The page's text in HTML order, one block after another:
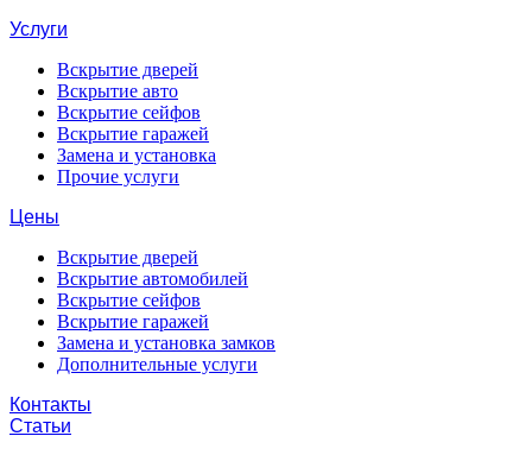
Услуги
Вскрытие дверей
Вскрытие авто
Вскрытие сейфов
Вскрытие гаражей
Замена и установка
Прочие услуги
Цены
Вскрытие дверей
Вскрытие автомобилей
Вскрытие сейфов
Вскрытие гаражей
Замена и установка замков
Дополнительные услуги
Контакты
Статьи